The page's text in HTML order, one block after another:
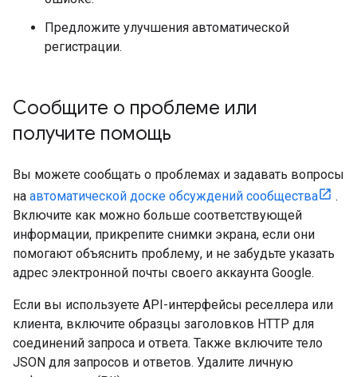
Предложите улучшения автоматической
регистрации.
Сообщите о проблеме или
получите помощь
Вы можете сообщать о проблемах и задавать вопросы
на автоматической доске обсуждений сообщества
.
Включите как можно больше соответствующей
информации, прикрепите снимки экрана, если они
помогают объяснить проблему, и не забудьте указать
адрес электронной почты своего аккаунта Google.
Если вы используете API-интерфейсы реселлера или
клиента, включите образцы заголовков HTTP для
соединений запроса и ответа. Также включите тело
JSON для запросов и ответов. Удалите личную